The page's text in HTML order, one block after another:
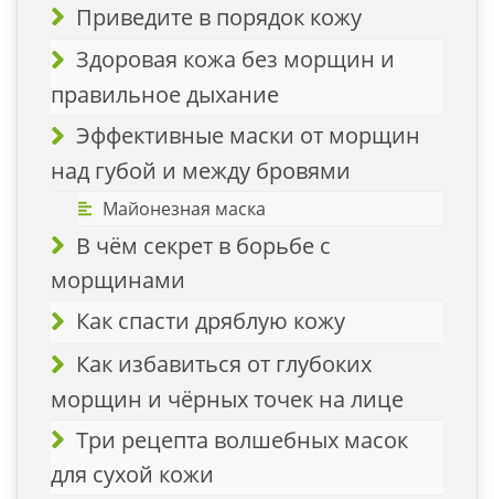
Приведите в порядок кожу
Здоровая кожа без морщин и
правильное дыхание
Эффективные маски от морщин
над губой и между бровями
Майонезная маска
В чём секрет в борьбе с
морщинами
Как спасти дряблую кожу
Как избавиться от глубоких
морщин и чёрных точек на лице
Три рецепта волшебных масок
для сухой кожи